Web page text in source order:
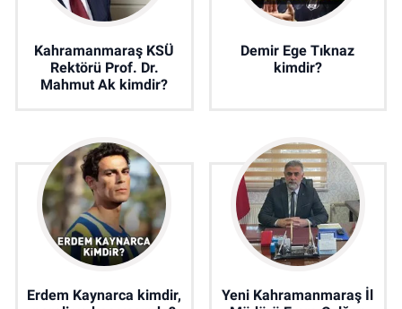
Kahramanmaraş KSÜ
Rektörü Prof. Dr.
Mahmut Ak kimdir?
Demir Ege Tıknaz
kimdir?
Erdem Kaynarca kimdir,
Yeni Kahramanmaraş İl